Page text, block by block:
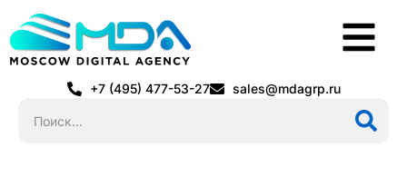
+7 (495) 477-53-27 sales@mdagrp.ru